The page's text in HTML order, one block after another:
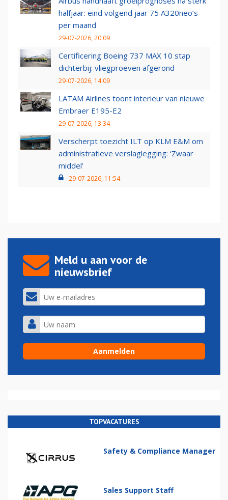
halfjaar: eind volgend jaar 75 A320neo’s
per maand
29-07-2026, 20:09
Certificering Boeing 737 MAX 10 stap
dichterbij: vliegproeven afgerond
29-07-2026, 14:09
LATAM Airlines toont interieur van nieuwe
Embraer E195-E2
29-07-2026, 13:34
Verscherpt toezicht ILT op KLM E&M om
administratieve verslaglegging: ‘Zwaar
middel’
29-07-2026, 11:54
Meld u aan voor de
nieuwsbrief
TOPVACATURES
Safety & Compliance Manager
Sales Support Staff